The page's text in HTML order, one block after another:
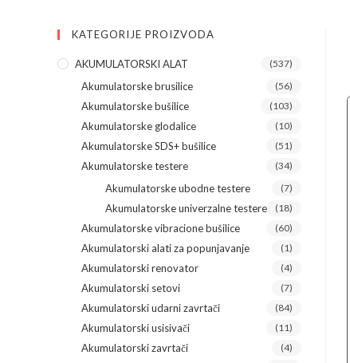
KATEGORIJE PROIZVODA
AKUMULATORSKI ALAT (537)
Akumulatorske brusilice (56)
Akumulatorske bušilice (103)
Akumulatorske glodalice (10)
Akumulatorske SDS+ bušilice (51)
Akumulatorske testere (34)
Akumulatorske ubodne testere (7)
Akumulatorske univerzalne testere (18)
Akumulatorske vibracione bušilice (60)
Akumulatorski alati za popunjavanje (1)
Akumulatorski renovator (4)
Akumulatorski setovi (7)
Akumulatorski udarni zavrtači (84)
Akumulatorski usisivači (11)
Akumulatorski zavrtači (4)